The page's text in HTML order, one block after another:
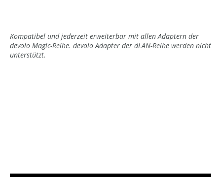
Kompatibel und jederzeit erweiterbar mit allen Adaptern der
devolo Magic-Reihe. devolo Adapter der dLAN-Reihe werden nicht
unterstützt.